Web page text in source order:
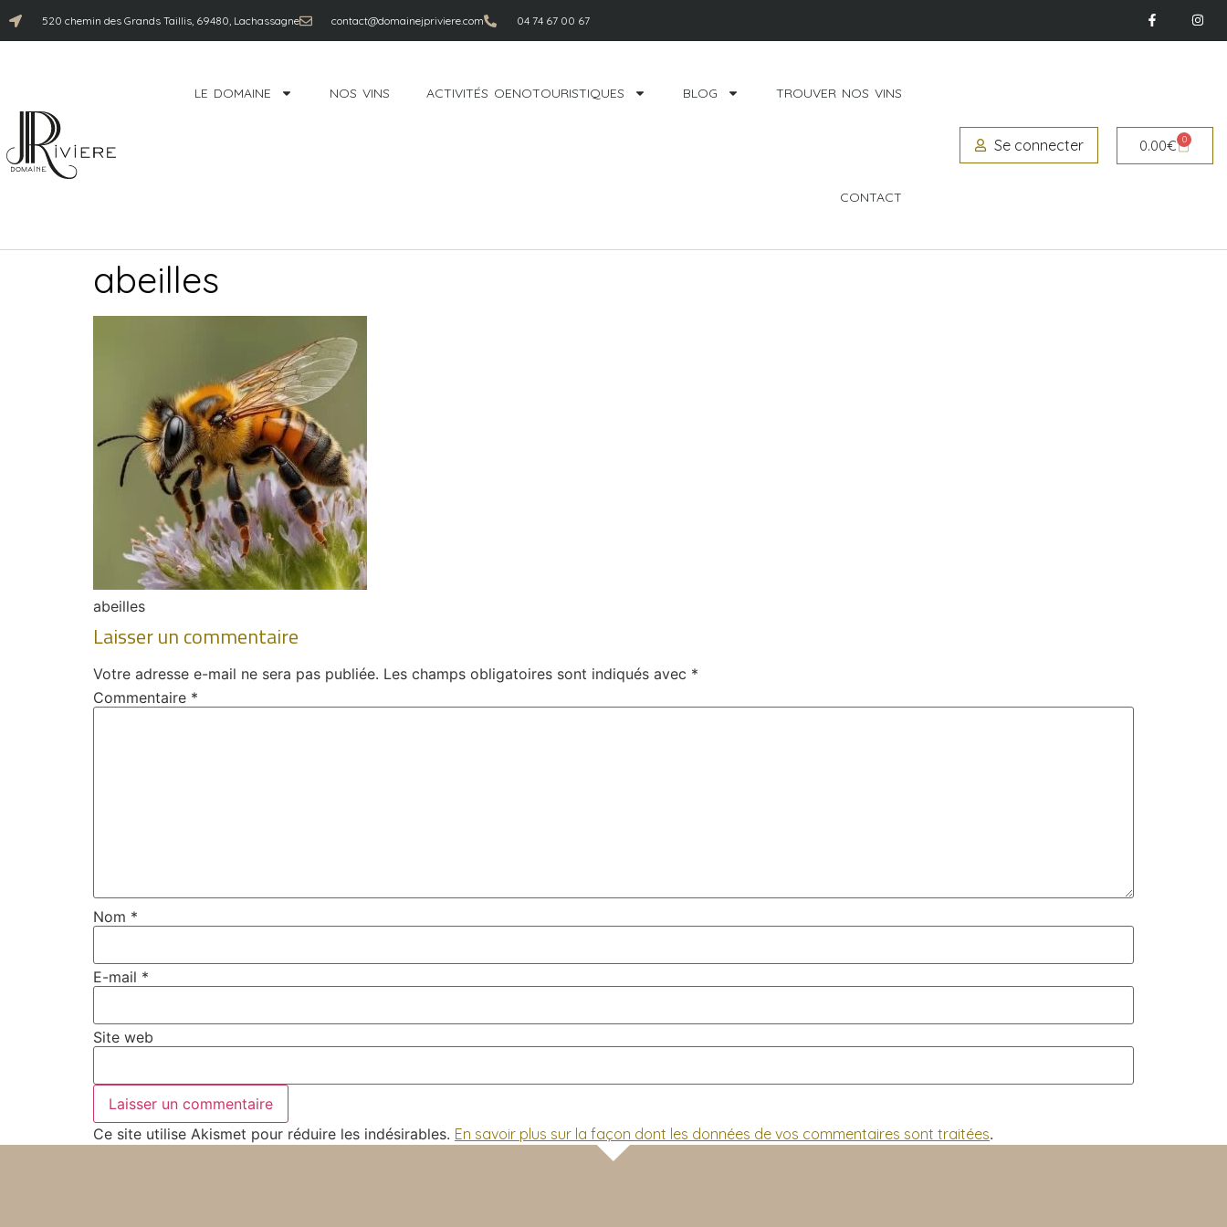
520 chemin des Grands Taillis, 69480, Lachassagne contact@domainejpriviere.com 04 74 67 00 67
LE DOMAINE NOS VINS ACTIVITÉS OENOTOURISTIQUES BLOG TROUVER NOS VINS
CONTACT
Se connecter 0.00€ 0
abeilles
abeilles
Laisser un commentaire
Votre adresse e-mail ne sera pas publiée. Les champs obligatoires sont indiqués avec *
Commentaire *
Nom *
E-mail *
Site web
Ce site utilise Akismet pour réduire les indésirables. En savoir plus sur la façon dont les données de vos commentaires sont traitées.